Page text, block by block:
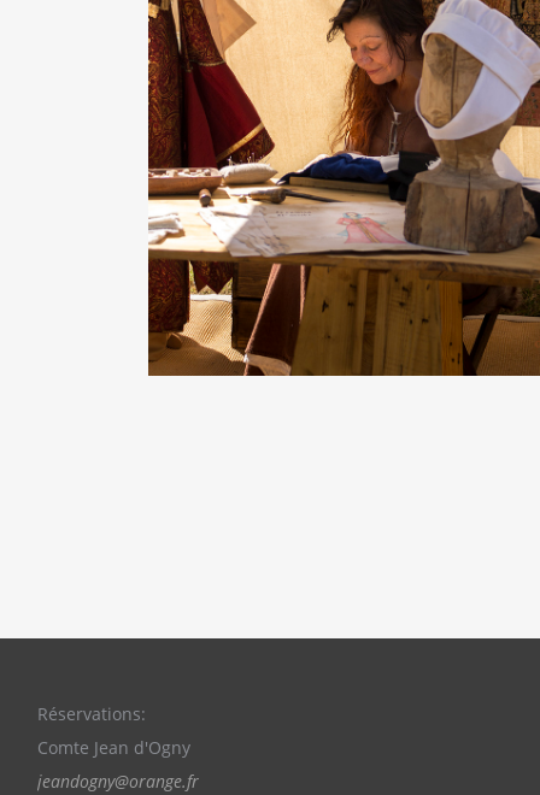
Réservations:
Comte Jean d'Ogny
jeandogny@orange.fr